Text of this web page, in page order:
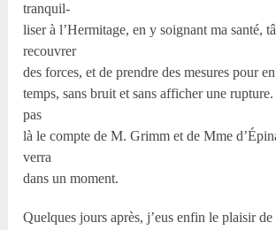
tranquil-
liser à l’Hermitage, en y soignant ma santé,
recouvrer
des forces, et de prendre des mesures pour
temps, sans bruit et sans afficher une
pas
là le compte de M. Grimm et de Mme
verra
dans un moment.
Quelques jours après, j’eus enfin le plaisir